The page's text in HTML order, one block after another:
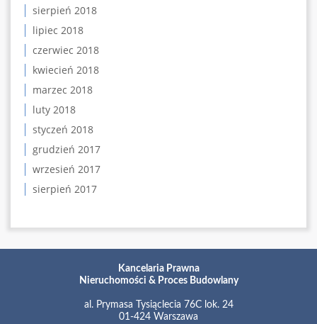
sierpień 2018
lipiec 2018
czerwiec 2018
kwiecień 2018
marzec 2018
luty 2018
styczeń 2018
grudzień 2017
wrzesień 2017
sierpień 2017
Kancelaria Prawna
Nieruchomości & Proces Budowlany
al. Prymasa Tysiąclecia 76C lok. 24
01-424 Warszawa